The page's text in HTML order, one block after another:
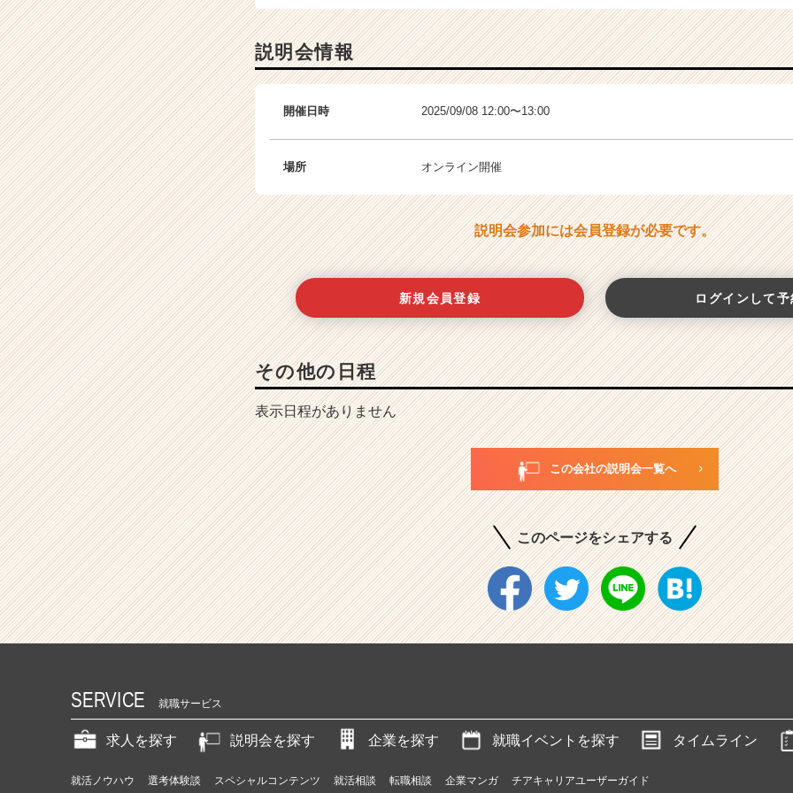
説明会情報
開催日時 2025/09/08 12:00〜13:00
場所 オンライン開催
説明会参加には会員登録が必要です。
新規会員登録 ログインして
その他の日程
表示日程がありません
この会社の説明会一覧へ
このページをシェアする
SERVICE 就職サービス
求人を探す 説明会を探す 企業を探す 就職イベントを探す タイムライン
就活ノウハウ 選考体験談 スペシャルコンテンツ 就活相談 転職相談 企業マンガ チアキャリアユーザーガイド